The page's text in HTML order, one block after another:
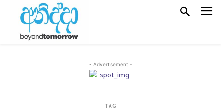
- Advertisement -
TAG